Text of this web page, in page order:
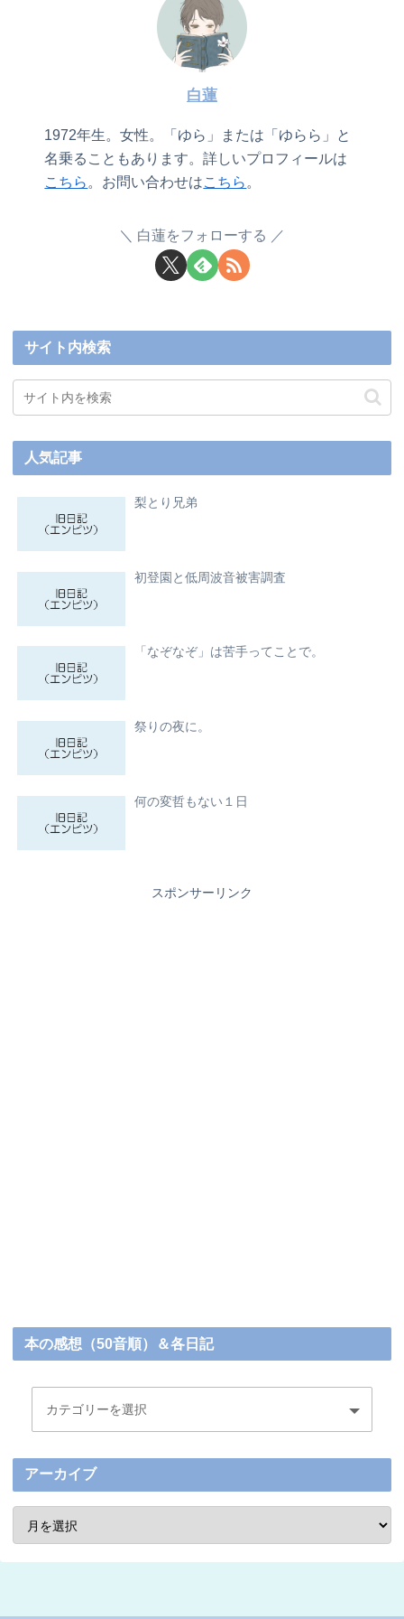
白蓮
1972年生。女性。「ゆら」または「ゆらら」と
名乗ることもあります。詳しいプロフィールは
こちら。お問い合わせはこちら。
白蓮をフォローする
サイト内検索
人気記事
梨とり兄弟
初登園と低周波音被害調査
「なぞなぞ」は苦手ってことで。
祭りの夜に。
何の変哲もない１日
スポンサーリンク
本の感想（50音順）＆各日記
アーカイブ